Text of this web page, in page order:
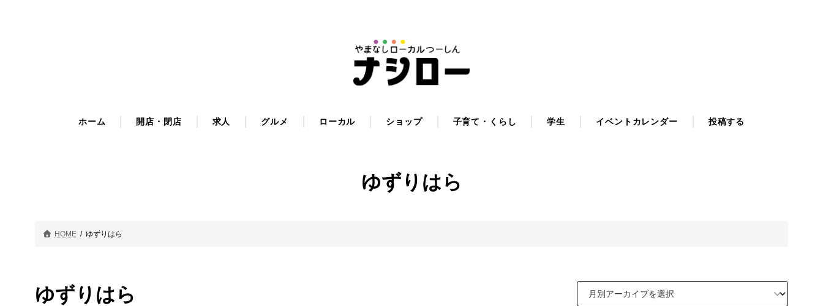
ホーム 開店・閉店 求人 グルメ ローカル ショップ 子育て・くらし 学生 イベントカレンダー 投稿する
ゆずりはら
HOME ゆずりはら
ゆずりはら